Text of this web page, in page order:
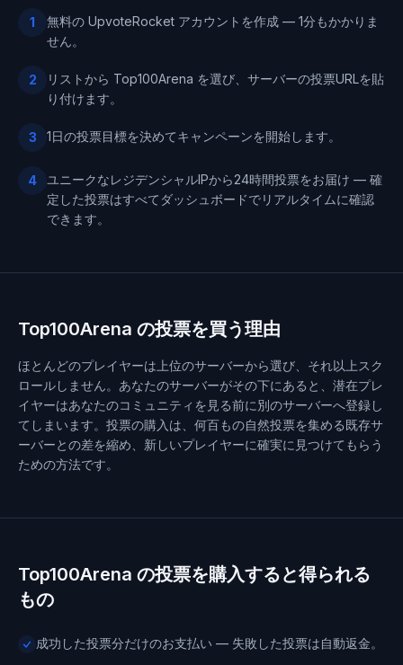
1
無料の UpvoteRocket アカウントを作成 — 1分もかかりま
せん。
2
リストから Top100Arena を選び、サーバーの投票URLを貼
り付けます。
3 1日の投票目標を決めてキャンペーンを開始します。
4
ユニークなレジデンシャルIPから24時間投票をお届け — 確
定した投票はすべてダッシュボードでリアルタイムに確認
できます。
Top100Arena の投票を買う理由
ほとんどのプレイヤーは上位のサーバーから選び、それ以上スク
ロールしません。あなたのサーバーがその下にあると、潜在プレ
イヤーはあなたのコミュニティを見る前に別のサーバーへ登録し
てしまいます。投票の購入は、何百もの自然投票を集める既存サ
ーバーとの差を縮め、新しいプレイヤーに確実に見つけてもらう
ための方法です。
Top100Arena の投票を購入すると得られる
もの
成功した投票分だけのお支払い — 失敗した投票は自動返金。